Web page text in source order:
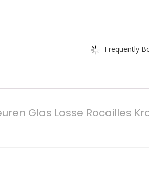
Frequently
Glas Losse Rocailles